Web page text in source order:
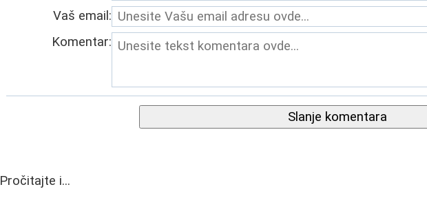
Vaš email:
Komentar:
Slanje komentara
Pročitajte i...